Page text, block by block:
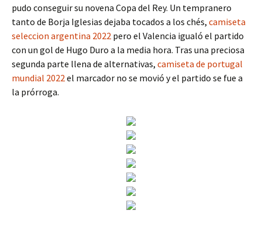
pudo conseguir su novena Copa del Rey. Un tempranero
tanto de Borja Iglesias dejaba tocados a los chés, camiseta
seleccion argentina 2022 pero el Valencia igualó el partido
con un gol de Hugo Duro a la media hora. Tras una preciosa
segunda parte llena de alternativas, camiseta de portugal
mundial 2022el marcador no se movió y el partido se fue a
la prórroga.